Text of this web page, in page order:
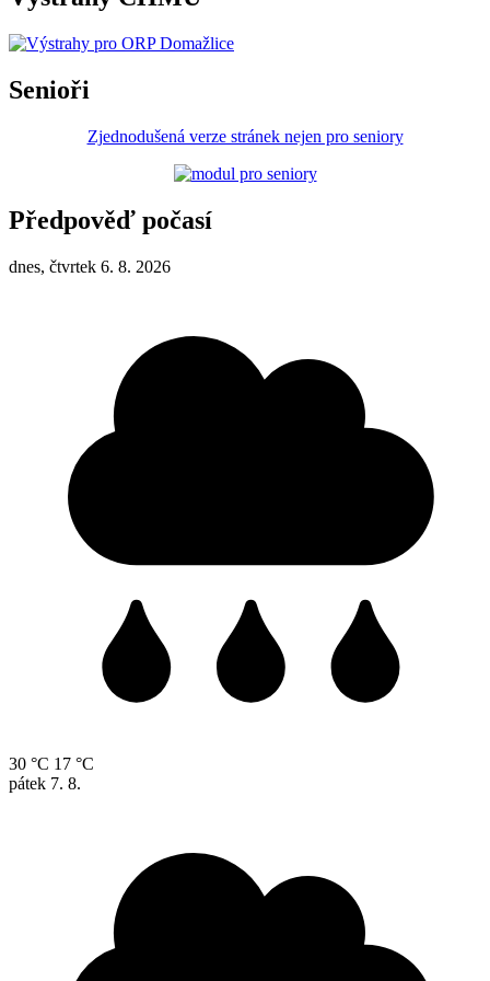
Senioři
Zjednodušená verze stránek nejen pro seniory
Předpověď počasí
dnes, čtvrtek 6. 8. 2026
30 °C 17 °C
pátek 7. 8.